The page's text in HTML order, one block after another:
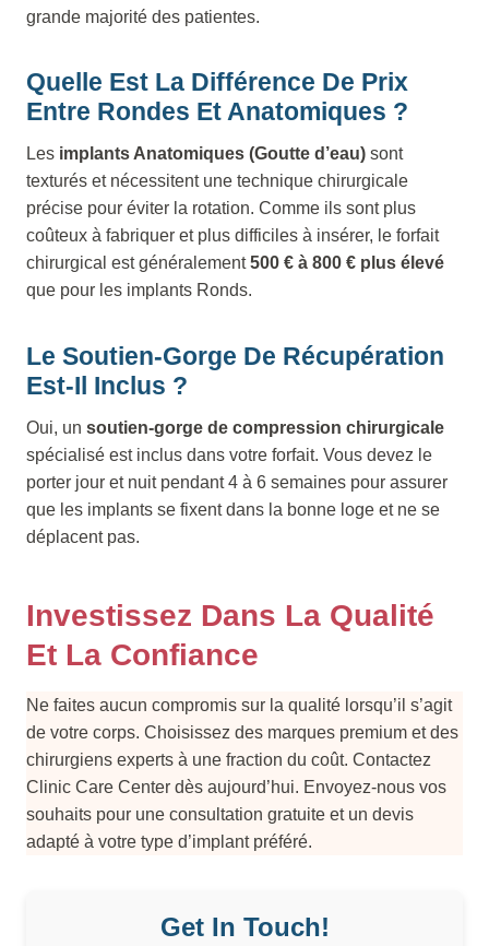
grande majorité des patientes.
Quelle Est La Différence De Prix
Entre Rondes Et Anatomiques ?
Les implants Anatomiques (Goutte d’eau) sont
texturés et nécessitent une technique chirurgicale
précise pour éviter la rotation. Comme ils sont plus
coûteux à fabriquer et plus difficiles à insérer, le forfait
chirurgical est généralement500 € à 800 € plus élevé
que pour les implants Ronds.
Le Soutien-Gorge De Récupération
Est-Il Inclus ?
Oui, un soutien-gorge de compression chirurgicale
spécialisé est inclus dans votre forfait. Vous devez le
porter jour et nuit pendant 4 à 6 semaines pour assurer
que les implants se fixent dans la bonne loge et ne se
déplacent pas.
Investissez Dans La Qualité
Et La Confiance
Ne faites aucun compromis sur la qualité lorsqu’il s’agit
de votre corps. Choisissez des marques premium et des
chirurgiens experts à une fraction du coût. Contactez
Clinic Care Center dès aujourd’hui. Envoyez-nous vos
souhaits pour une consultation gratuite et un devis
adapté à votre type d’implant préféré.
Get In Touch!